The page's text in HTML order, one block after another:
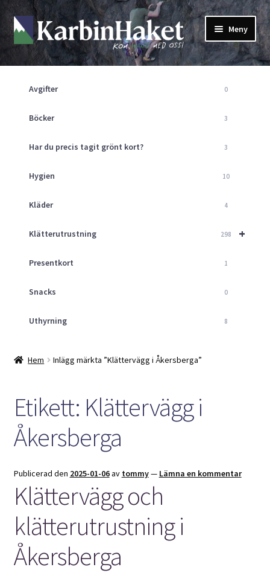
Hoppa
till
navigering
Hoppa
till
innehåll
Meny
Shop
Returpolicy
Mitt Konto
Kurser
Klätterväggen
Aktuellt
Avgifter 0
Böcker 3
Har du precis tagit grönt kort? 3
Hygien 10
Kläder 4
+
Klätterutrustning 298
Presentkort 1
Snacks 0
Uthyrning 8
Hem Inlägg märkta ”Klättervägg i Åkersberga”
Etikett: Klättervägg i
Åkersberga
Publicerad den 2025-01-06av tommy— Lämna en kommentar
Klättervägg och
klätterutrustning i
Åkersberga